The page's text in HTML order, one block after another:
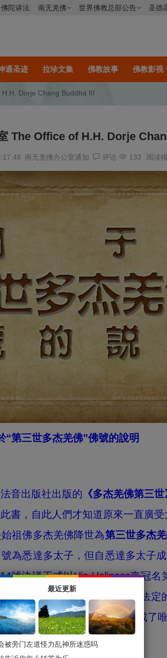
佛陀讲法 南无羌佛 世界佛教总部公告 圣德
通圣迹 拉珍文集 佛教故事 佛教影视
Dorje Chang Buddha III
The Office of H.H. Dorje
南无羌佛办公室通知 评论 133 阅读
“第三世多杰羌佛”佛號的說明
音出版社出版的 《多杰羌佛第三
書，自此人們才知道原來一直廣
祖佛多杰羌佛降世為第三世多杰
為悉達多太子，但自悉達多太子成
號決議正式以His Holiness來冠名
同時，第三世多杰羌佛是政府法
多杰羌佛”，“第三世多杰羌佛”成了
最近更新
被旁门左道怪力乱神所迷惑吗